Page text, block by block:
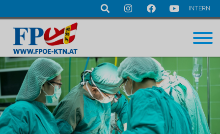
Navigation
überspringen
INTERN